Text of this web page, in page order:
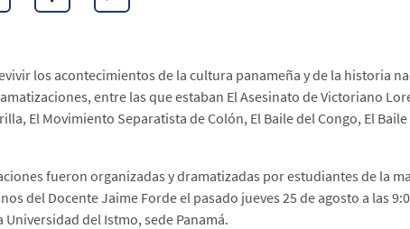
los acontecimientos de la cultura panameña y de la historia
entre las que estaban El Asesinato de Victoriano
El Movimiento Separatista de Colón, El Baile del Congo, El
fueron organizadas y dramatizadas por estudiantes de la
del Docente Jaime Forde el pasado jueves 25 de agosto a las
del Istmo, sede Panamá.